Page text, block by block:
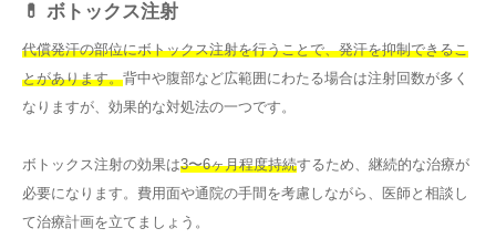
💊 ボトックス注射
代償発汗の部位にボトックス注射を行うことで、発汗を抑制できるこ
とがあります。背中や腹部など広範囲にわたる場合は注射回数が多く
なりますが、効果的な対処法の一つです。
ボトックス注射の効果は3〜6ヶ月程度持続するため、継続的な治療が
必要になります。費用面や通院の手間を考慮しながら、医師と相談し
て治療計画を立てましょう。